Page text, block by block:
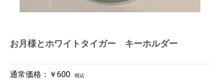
お月様とホワイトタイガー キーホルダー
通常価格：￥600 税込